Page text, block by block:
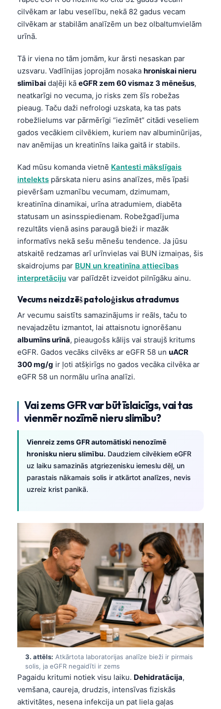
cilvēkam ar labu veselību, nekā 82 gadus vecam
cilvēkam ar stabilām analīzēm un bez olbaltumvielām
urīnā.
Tā ir viena no tām jomām, kur ārsti nesaskan par
uzsvaru. Vadlīnijas joprojām nosaka hroniskai nieru
slimībai daļēji kā eGFR zem 60 vismaz 3 mēnešus,
neatkarīgi no vecuma, jo risks zem šīs robežas
pieaug. Taču daži nefrologi uzskata, ka tas pats
robežlielums var pārmērīgi “iezīmēt” citādi veseliem
gados vecākiem cilvēkiem, kuriem nav albuminūrijas,
nav anēmijas un kreatinīns laika gaitā ir stabils.
Kad mūsu komanda vietnē Kantesti mākslīgais
intelekts pārskata nieru asins analīzes, mēs īpaši
pievēršam uzmanību vecumam, dzimumam,
kreatinīna dinamikai, urīna atradumiem, diabēta
statusam un asinsspiedienam. Robežgadījuma
rezultāts vienā asins paraugā bieži ir mazāk
informatīvs nekā sešu mēnešu tendence. Ja jūsu
atskaitē redzamas arī urīnvielas vai BUN izmaiņas, šis
skaidrojums par BUN un kreatinīna attiecības
interpretāciju var palīdzēt izveidot pilnīgāku ainu.
Vecums neizdzēš patoloģiskus atradumus
Ar vecumu saistīts samazinājums ir reāls, taču to
nevajadzētu izmantot, lai attaisnotu ignorēšanu
albumīns urīnā, pieaugošs kālijs vai straujš kritums
eGFR. Gados vecāks cilvēks ar eGFR 58 un uACR
300 mg/g ir ļoti atšķirīgs no gados vecāka cilvēka ar
eGFR 58 un normālu urīna analīzi.
Vai zems GFR var būt īslaicīgs, vai tas
vienmēr nozīmē nieru slimību?
Vienreiz zems GFR automātiski nenozīmē
hronisku nieru slimību. Daudziem cilvēkiem eGFR
uz laiku samazinās atgriezenisku iemeslu dēļ, un
parastais nākamais solis ir atkārtot analīzes, nevis
uzreiz krist panikā.
3. attēls: Atkārtota laboratorijas analīze bieži ir pirmais
solis, ja eGFR negaidīti ir zems
Pagaidu kritumi notiek visu laiku. Dehidratācija,
vemšana, caureja, drudzis, intensīvas fiziskās
aktivitātes, nesena infekcija un pat liela gaļas